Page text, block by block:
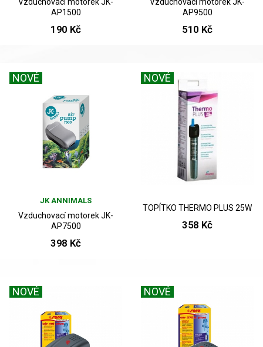
AP1500
190 Kč
AP9500
510 Kč
NOVÉ
JK ANNIMALS
Vzduchovací motorek JK-
AP7500
398 Kč
NOVÉ
TOPÍTKO THERMO PLUS 25W
358 Kč
NOVÉ NOVÉ